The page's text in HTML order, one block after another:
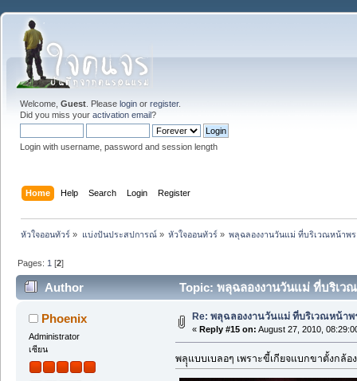
Welcome, Guest . Please login or register.
Did you miss your activation email?
Login with username, password and session length
Home Help Search Login Register
หัวใจออนทัวร์ » แบ่งปันประสปการณ์» หัวใจออนทัวร์» พลุฉลองงานวันแม่ ที่บริเวณหน้าพ
Pages: 1 [2]
Author Topic: พลุฉลองงานวันแม่ ที่บริเว
Phoenix
Administrator
เซียน
Re: พลุฉลองงานวันแม่ ที่บริเวณหน้าพ
« Reply #15 on: August 27, 2010,
พลุุแบบเบลอๆ เพราะขี้เกียจแบกขาตั้งกล้อ